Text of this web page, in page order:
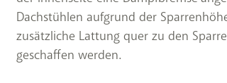
Dachstühlen aufgrund der
zusätzliche Lattung quer zu den
geschaffen werden.